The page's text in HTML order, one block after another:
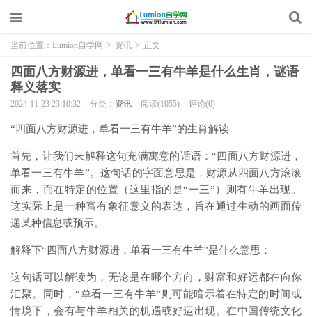
当前位置： Lumion自学网 > 资讯 > 正文
四面八方财源进，单看一三有牛羊是什么生肖，谜语
释义落实
2024-11-23 23:10:32 分类： 资讯 阅读(1055) 评论(0)
“四面八方财源进，单看一三有牛羊”的生肖解读
首先，让我们来解释这句充满寓意的话语：“四面八方财源进，
单看一三有牛羊”。这句话的字面意思是，财源从四面八方滚滚
而来，而在特定的位置（这里指的是“一三”）则有牛羊出现。
这实际上是一种富有象征意义的表达，旨在通过生动的画面传
递某种信息或预示。
解释下“四面八方财源进，单看一三有牛羊”是什么意思：
这句话可以解读为，无论是在哪个方向，财富和好运都在向你
汇聚。同时，“单看一三有牛羊”则可能暗示着在特定的时间或
情境下，会有与牛羊相关的机遇或好运出现。在中国传统文化